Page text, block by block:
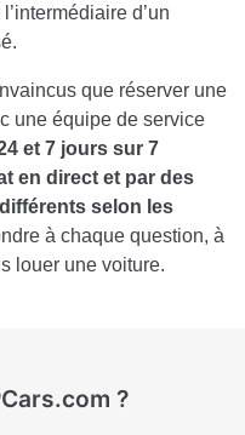
d’un
que réserver une
une équipe de service
et 7 jours sur 7
en direct et par des
selon les
à chaque question, à
louer une voiture.
?